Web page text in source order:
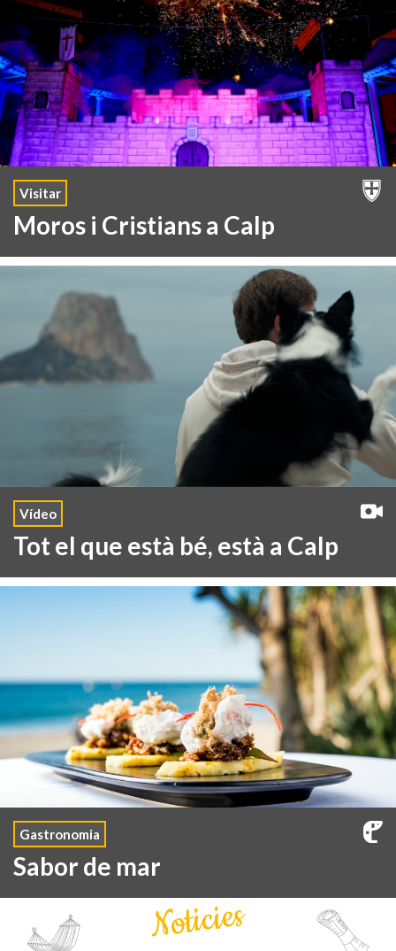
Visitar
Moros i Cristians a Calp
Vídeo
Tot el que està bé, està a Calp
Gastronomia
Sabor de mar
Noticies